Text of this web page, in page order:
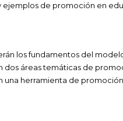
ejemplos de promoción en
los fundamentos del
dos áreas temáticas de
una herramienta de